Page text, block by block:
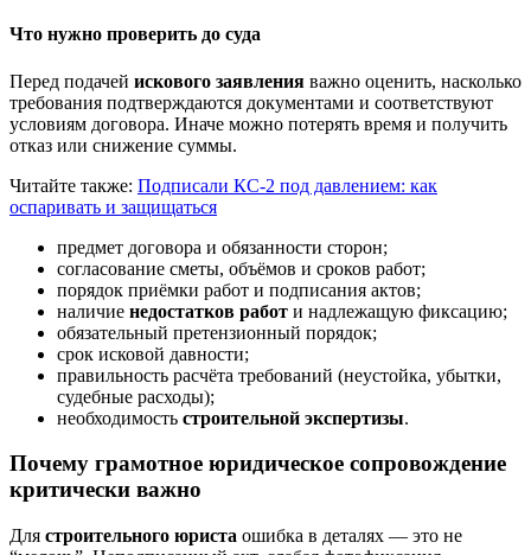
Что нужно проверить до суда
Перед подачей искового заявления важно оценить, насколько
требования подтверждаются документами и соответствуют
условиям договора. Иначе можно потерять время и получить
отказ или снижение суммы.
Читайте также: Подписали КС-2 под давлением: как
оспаривать и защищаться
предмет договора и обязанности сторон;
согласование сметы, объёмов и сроков работ;
порядок приёмки работ и подписания актов;
наличие недостатков работ и надлежащую фиксацию;
обязательный претензионный порядок;
срок исковой давности;
правильность расчёта требований (неустойка, убытки,
судебные расходы);
необходимость строительной экспертизы.
Почему грамотное юридическое сопровождение
критически важно
Для строительного юриста ошибка в деталях — это не